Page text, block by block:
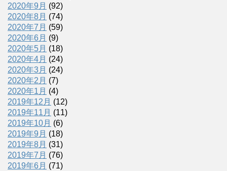
2020年9月 (92)
2020年8月 (74)
2020年7月 (59)
2020年6月 (9)
2020年5月 (18)
2020年4月 (24)
2020年3月 (24)
2020年2月 (7)
2020年1月 (4)
2019年12月 (12)
2019年11月 (11)
2019年10月 (6)
2019年9月 (18)
2019年8月 (31)
2019年7月 (76)
2019年6月 (71)